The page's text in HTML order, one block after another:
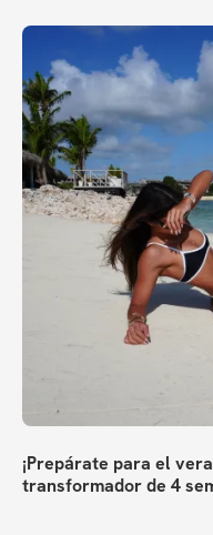
¡Prepárate para el
transformador de 4